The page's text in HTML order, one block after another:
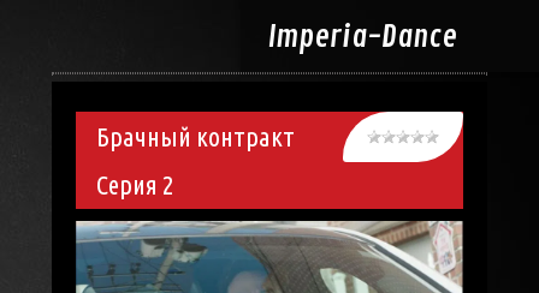
Imperia-Dance
Брачный контракт
Серия 2